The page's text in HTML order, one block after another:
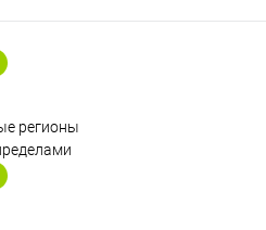
регионы